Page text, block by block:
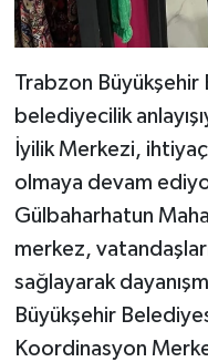
Trabzon Büyükşehir
belediyecilik
İyilik Merkezi,
olmaya devam
Gülbaharhatun
merkez,
sağlayarak
Büyükşehir
Koordinasyon